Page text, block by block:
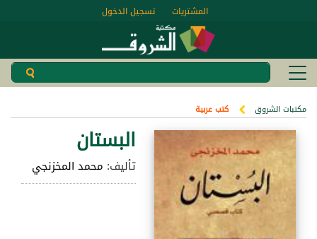
تسجيل الدخول المشتريات
مكتبات الشروق كتب عربية
البستان
تأليف: محمد المخزنجي